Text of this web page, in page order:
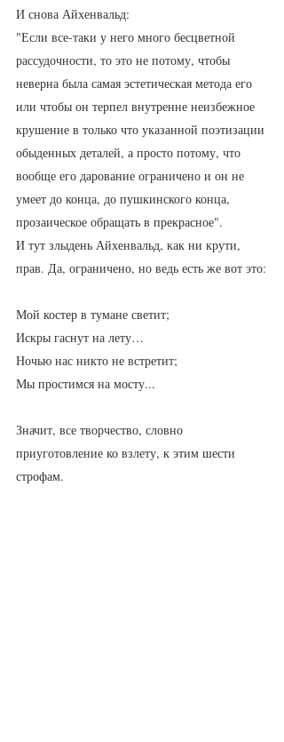
И снова Айхенвальд:
"Если все-таки у него много бесцветной
рассудочности, то это не потому, чтобы
неверна была самая эстетическая метода его
или чтобы он терпел внутренне неизбежное
крушение в только что указанной поэтизации
обыденных деталей, а просто потому, что
вообще его дарование ограничено и он не
умеет до конца, до пушкинского конца,
прозаическое обращать в прекрасное".
И тут злыдень Айхенвальд, как ни крути,
прав. Да, ограничено, но ведь есть же вот это:
Мой костер в тумане светит;
Искры гаснут на лету…
Ночью нас никто не встретит;
Мы простимся на мосту...
Значит, все творчество, словно
приуготовление ко взлету, к этим шести
строфам.